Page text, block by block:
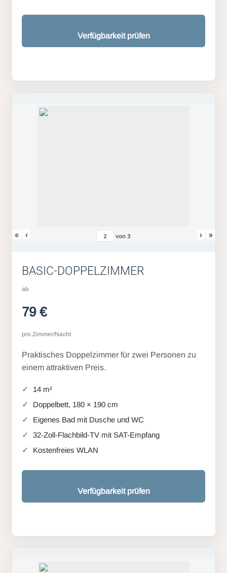
Verfügbarkeit prüfen
« ‹ von3 › »
BASIC-DOPPELZIMMER
ab
79 €
pro Zimmer/Nacht
Praktisches Doppelzimmer für zwei Personen zu
einem attraktiven Preis.
14 m²
Doppelbett, 180 × 190 cm
Eigenes Bad mit Dusche und WC
32-Zoll-Flachbild-TV mit SAT-Empfang
Kostenfreies WLAN
Verfügbarkeit prüfen